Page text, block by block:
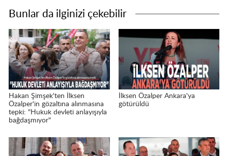
Bunlar da ilginizi çekebilir
Hakan Şimşek'ten İlksen
Özalper'in gözaltına alınmasına
tepki: "Hukuk devleti anlayışıyla
bağdaşmıyor"
İlksen Özalper Ankara'ya
götürüldü